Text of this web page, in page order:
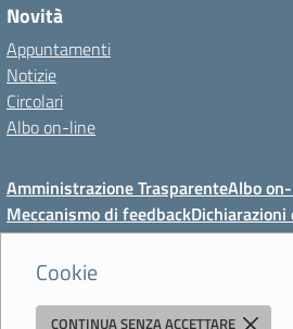
Cookie
CONTINUA SENZA ACCETTARE
Novità
Appuntamenti
Notizie
Circolari
Albo on-line
Amministrazione TrasparenteAlbo
Meccanismo di feedback
Preferenze cookie